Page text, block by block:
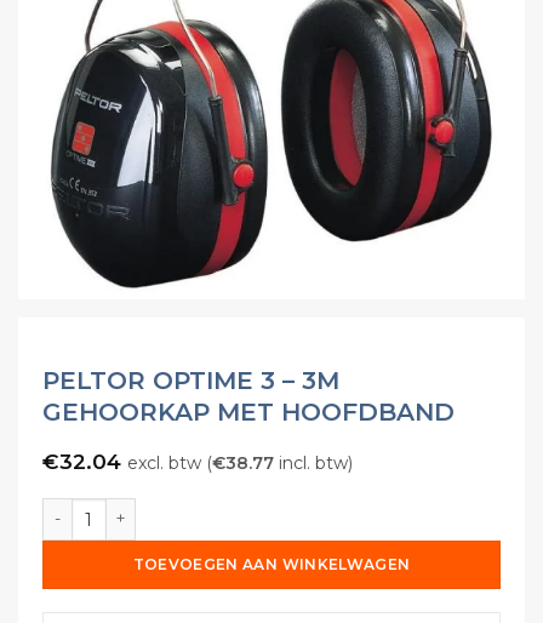
PELTOR OPTIME 3 – 3M
GEHOORKAP MET HOOFDBAND
€32.04 excl. btw (€38.77 incl. btw)
Peltor Optime 3 - 3M Gehoorkap met Hoofdband aantal
TOEVOEGEN AAN WINKELWAGEN